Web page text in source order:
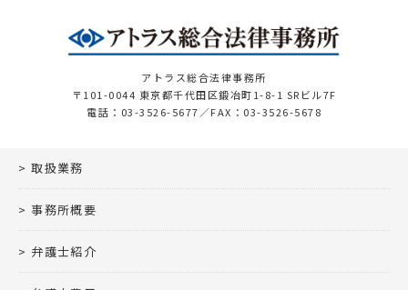
アトラス総合法律事務所
〒101-0044 東京都千代田区鍛冶町1-8-1 SRビル7F
電話：03-3526-5677／FAX：03-3526-5678
取扱業務
事務所概要
弁護士紹介